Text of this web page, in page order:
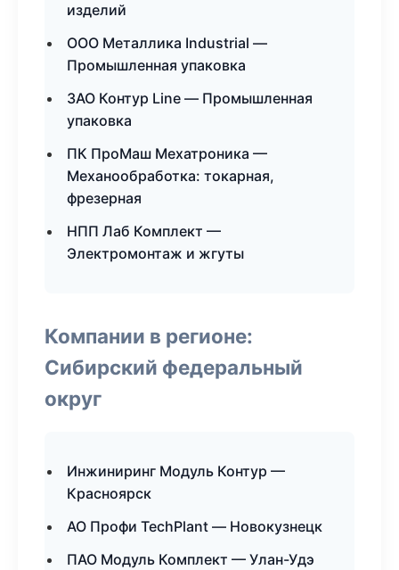
изделий
ООО Металлика Industrial —
Промышленная упаковка
ЗАО Контур Line — Промышленная
упаковка
ПК ПроМаш Мехатроника —
Механообработка: токарная,
фрезерная
НПП Лаб Комплект —
Электромонтаж и жгуты
Компании в регионе:
Сибирский федеральный
округ
Инжиниринг Модуль Контур —
Красноярск
АО Профи TechPlant — Новокузнецк
ПАО Модуль Комплект — Улан-Удэ